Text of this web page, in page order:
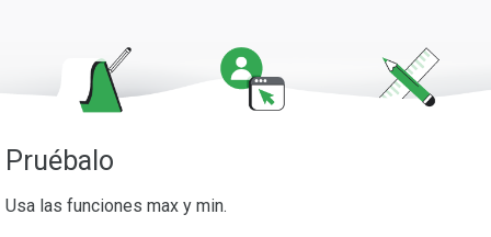
Pruébalo
Usa las funciones max y min.